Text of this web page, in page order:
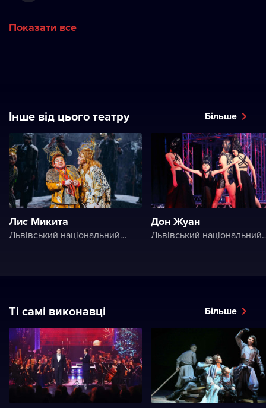
Показати все
Інше від цього театру Більше
Лис Микита
Львівський національний академічний театр опери і балету ім. Соломії Крушельницької (Львівська національна опера)
Дон Жуан
Львівський національний академічний
Ті самі виконавці Більше